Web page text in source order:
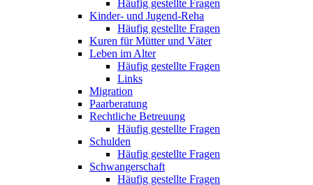
Häufig gestellte Fragen
Kinder- und Jugend-Reha
Häufig gestellte Fragen
Kuren für Mütter und Väter
Leben im Alter
Häufig gestellte Fragen
Links
Migration
Paarberatung
Rechtliche Betreuung
Häufig gestellte Fragen
Schulden
Häufig gestellte Fragen
Schwangerschaft
Häufig gestellte Fragen